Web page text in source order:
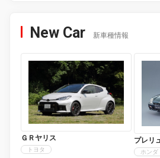
New Car 新車種情報
ＧＲヤリス
トヨタ
プレリ
ホンダ